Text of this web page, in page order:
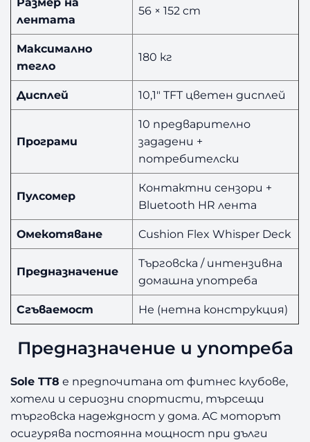
лентата
56 × 152 cm
Максимално
тегло
180 кг
Дисплей 10,1″ TFT цветен дисплей
Програми
10 предварително
зададени +
потребителски
Пулсомер
Контактни сензори +
Bluetooth HR лента
Омекотяване Cushion Flex Whisper Deck
Предназначение
Търговска / интензивна
домашна употреба
Сгъваемост Не (нетна конструкция)
Предназначение и употреба
Sole TT8 e предпочитана от фитнес клубове,
хотели и сериозни спортисти, търсещи
търговска надеждност у дома. AC моторът
осигурява постоянна мощност при дълги